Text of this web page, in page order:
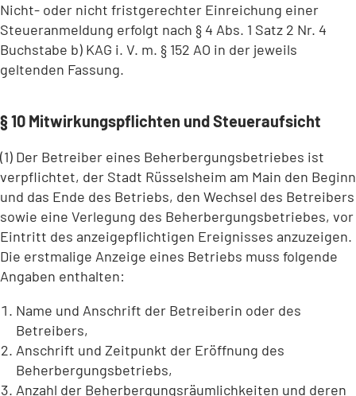
Nicht- oder nicht fristgerechter Einreichung einer
Steueranmeldung erfolgt nach § 4 Abs. 1 Satz 2 Nr. 4
Buchstabe b) KAG i. V. m. § 152 AO in der jeweils
geltenden Fassung.
§ 10 Mitwirkungspflichten und Steueraufsicht
(1) Der Betreiber eines Beherbergungsbetriebes ist
verpflichtet, der Stadt Rüsselsheim am Main den Beginn
und das Ende des Betriebs, den Wechsel des Betreibers
sowie eine Verlegung des Beherbergungsbetriebes, vor
Eintritt des anzeigepflichtigen Ereignisses anzuzeigen.
Die erstmalige Anzeige eines Betriebs muss folgende
Angaben enthalten:
Name und Anschrift der Betreiberin oder des
Betreibers,
Anschrift und Zeitpunkt der Eröffnung des
Beherbergungsbetriebs,
Anzahl der Beherbergungsräumlichkeiten und deren